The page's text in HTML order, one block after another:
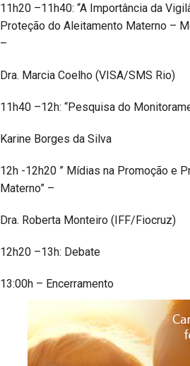
11h20 –11h40: “A Importância da
Proteção do Aleitamento Materno –
–
Dra. Marcia Coelho (VISA/SMS Rio)
11h40 –12h: “Pesquisa do
Karine Borges da Silva
12h -12h20 ” Mídias na Promoção e
Materno” –
Dra. Roberta Monteiro (IFF/Fiocruz)
12h20 –13h: Debate
13:00h – Encerramento